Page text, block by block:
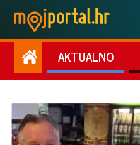
AKTUALNO